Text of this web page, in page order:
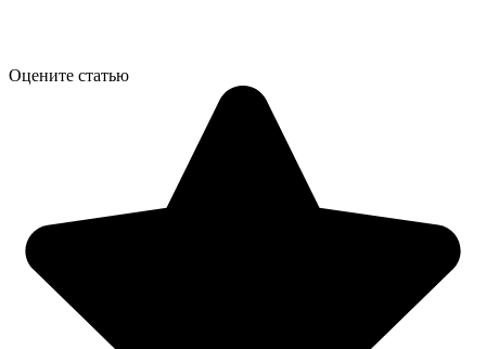
Оцените статью